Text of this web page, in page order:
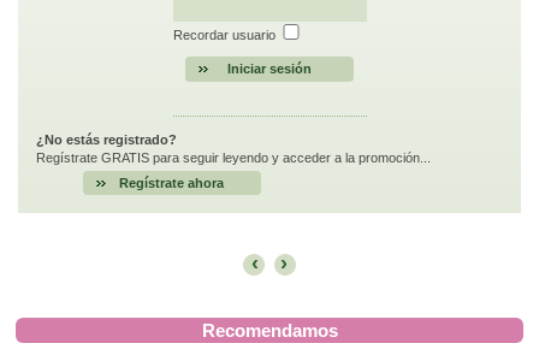
Recordar usuario
¿No estás registrado?
Regístrate GRATIS para seguir leyendo y acceder a la promoción...
Regístrate ahora
‹ ›
Recomendamos